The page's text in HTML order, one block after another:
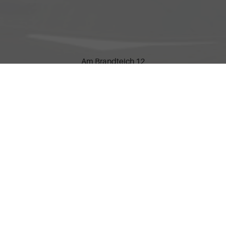
Am Brandteich 12